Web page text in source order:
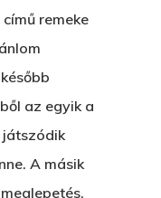
remeke
az egyik a
játszódik
A másik